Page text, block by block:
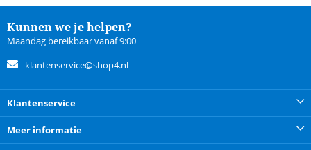
Kunnen we je helpen?
Maandag bereikbaar vanaf 9:00
klantenservice@shop4.nl
Klantenservice
Meer informatie